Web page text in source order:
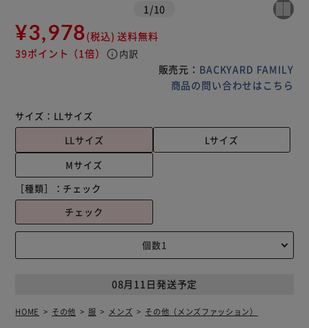
1 /10
¥3,978(税込) 送料無料
39ポイント （1倍） info 内訳
販売元： BACKYARD FAMILY
商品の問い合わせはこちら
サイズ： LLサイズ
LLサイズ
Lサイズ
Mサイズ
［種類］： チェック
チェック
08月11日発送予定
HOME その他 服 メンズ その他（メンズファッション）